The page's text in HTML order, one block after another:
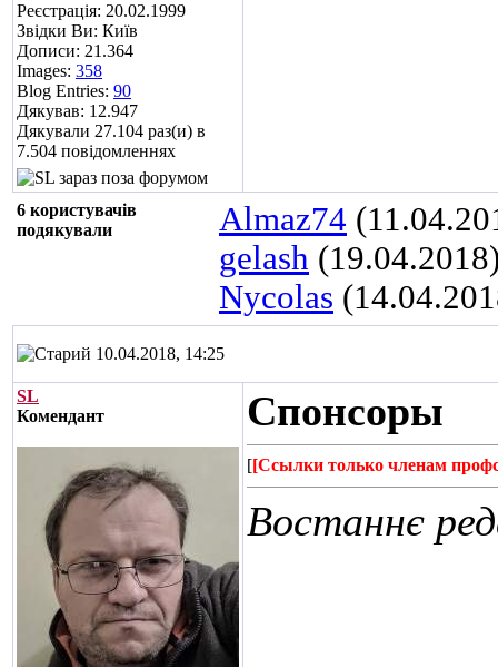
Реєстрація: 20.02.1999
Звідки Ви: Київ
Дописи: 21.364
Images: 358
Blog Entries: 90
Дякував: 12.947
Дякували 27.104 раз(и) в
7.504 повідомленнях
6 користувачів
подякували
Almaz74
gelash
Nycolas
10.04.2018, 14:25
SL
Комендант
Спонсоры
[[Ссылки только членам
Востаннє